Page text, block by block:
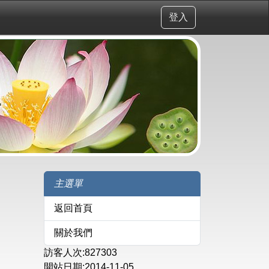
登入
主選單
返回首頁
關於我們
訪客人次:827303
開站日期:2014-11-05